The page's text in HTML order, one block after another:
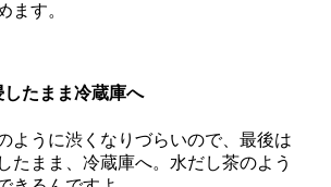
ます。
たまま冷蔵庫へ
ように渋くなりづらいので、最後は
たまま、冷蔵庫へ。水だし茶のよう